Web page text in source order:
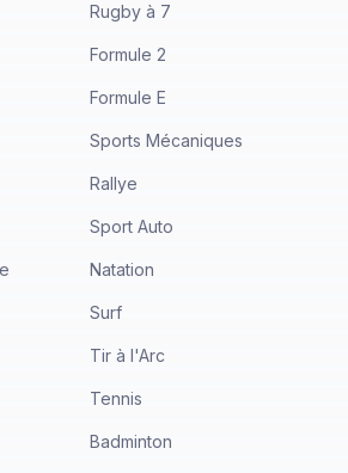
Rugby à 7
Formule 2
Formule E
Sports Mécaniques
Rallye
Sport Auto
Natation
Surf
Tir à l'Arc
Tennis
Badminton